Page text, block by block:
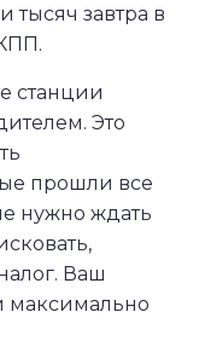
тысяч завтра в
станции
Это
прошли все
нужно ждать
Ваш
максимально